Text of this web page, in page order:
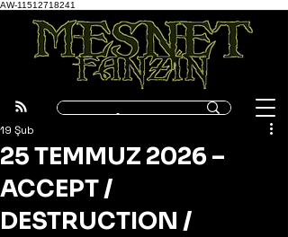
AW-11512718241
25 TEMMUZ 2026 –
ACCEPT /
DESTRUCTION /
19 Şub